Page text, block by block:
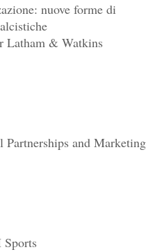
nuove forme di
Latham & Watkins
and Marketing